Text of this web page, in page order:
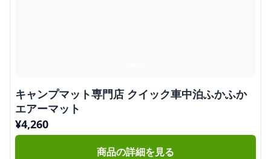
キャンプマット専門店 クイック車中泊ふかふか
エアーマット
¥4,260
商品の詳細を見る